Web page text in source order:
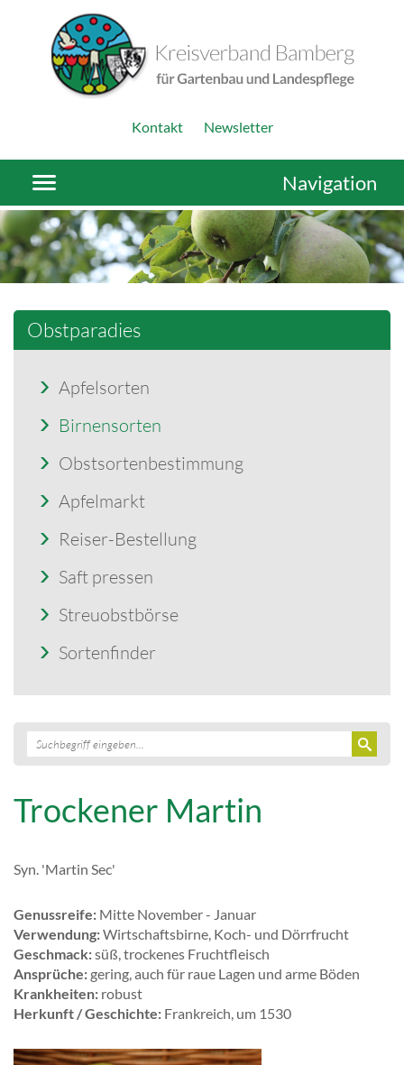
Kontakt Newsletter
Navigation
Obstparadies
Apfelsorten
Birnensorten
Obstsortenbestimmung
Apfelmarkt
Reiser-Bestellung
Saft pressen
Streuobstbörse
Sortenfinder
Trockener Martin
Syn. 'Martin Sec'
Genussreife: Mitte November - Januar
Verwendung:Wirtschaftsbirne, Koch- und Dörrfrucht
Geschmack:süß, trockenes Fruchtfleisch
Ansprüche: gering, auch für raue Lagen und arme Böden
Krankheiten: robust
Herkunft / Geschichte: Frankreich, um 1530